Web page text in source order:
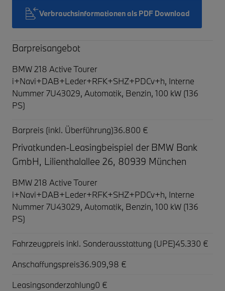
Verbrauchsinformationen als PDF Download
Barpreisangebot
BMW 218 Active Tourer
i+Navi+DAB+Leder+RFK+SHZ+PDCv+h, Interne
Nummer 7U43029, Automatik, Benzin, 100 kW (136
PS)
Barpreis (inkl. Überführung)36.800 €
Privatkunden-Leasingbeispiel der BMW Bank
GmbH, Lilienthalallee 26, 80939 München
BMW 218 Active Tourer
i+Navi+DAB+Leder+RFK+SHZ+PDCv+h, Interne
Nummer 7U43029, Automatik, Benzin, 100 kW (136
PS)
Fahrzeugpreis inkl. Sonderausstattung (UPE)45.330 €
Anschaffungspreis36.909,98 €
Leasingsonderzahlung0 €